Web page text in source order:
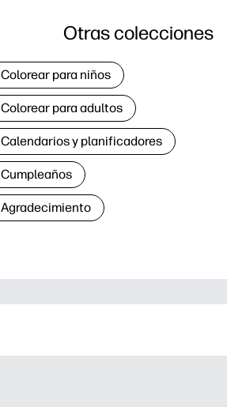
Otras colecciones
Colorear para niños
Colorear para adultos
Calendarios y planificadores
Cumpleaños
Agradecimiento